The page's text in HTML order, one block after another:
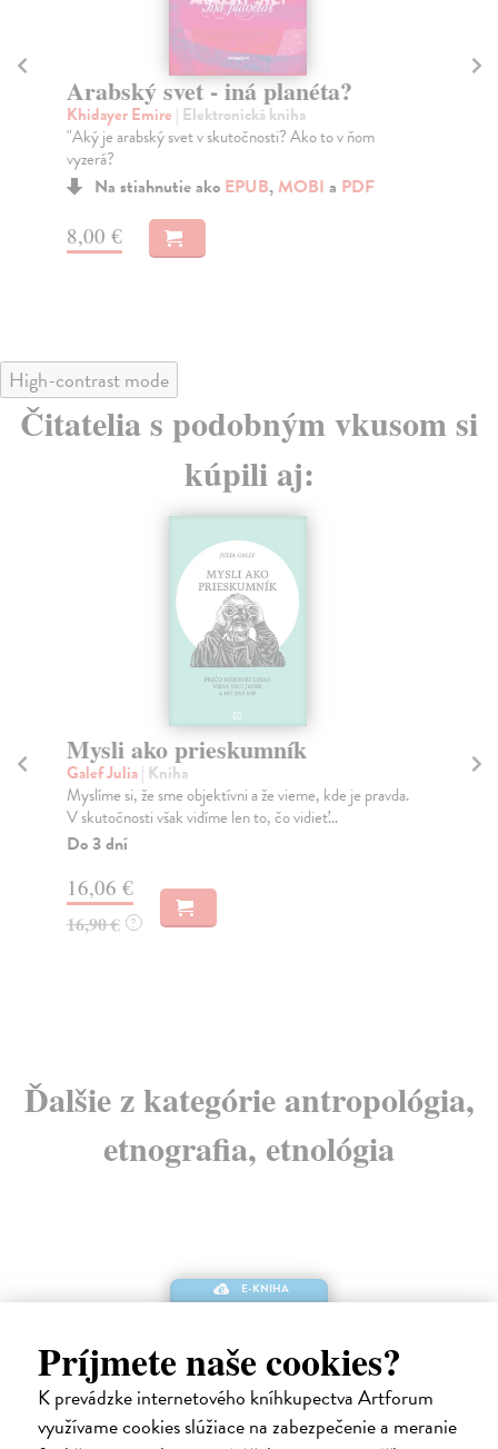
Príjmete naše cookies?
K prevádzke internetového kníhkupectva Artforum
využívame cookies slúžiace na zabezpečenie a meranie
Arabský svet - iná planéta?
Khidayer Emire | Elektronická kniha
"Aký je arabský svet v skutočnosti? Ako to v ňom
vyzerá?
Na stiahnutie ako EPUB, MOBI a PDF
8,00 €
High-contrast mode
Čitatelia s podobným vkusom si
kúpili aj:
Mysli ako prieskumník
Galef Julia| Kniha
Myslíme si, že sme objektívni a že vieme, kde je pravda.
V skutočnosti však vidíme len to, čo vidieť...
Do 3 dní
16,06 €
16,90 € ?
Ďalšie z kategórie antropológia,
etnografia, etnológia
E-KNIHA